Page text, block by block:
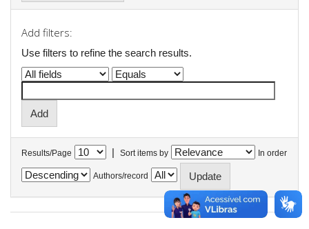
Add filters:
Use filters to refine the search results.
Results/Page | Sort items by In order
Authors/record